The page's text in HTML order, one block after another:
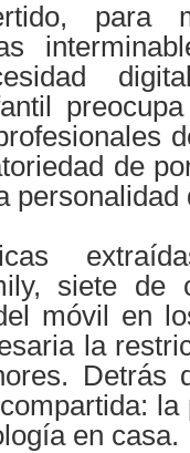
para
de
personalidad
siete de
móvil en
la
Detrás
en casa.